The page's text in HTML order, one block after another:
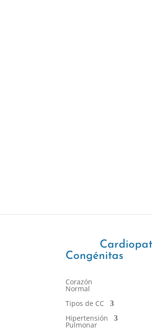
Congénitas
Corazón
Normal
Tipos de CC
Hipertensión
Pulmonar